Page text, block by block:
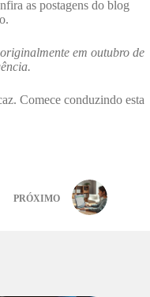
as postagens do blog
em outubro de
PRÓXIMO